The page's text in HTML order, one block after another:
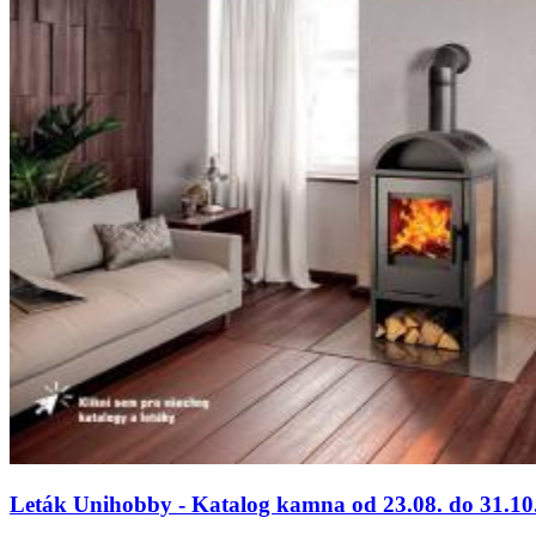
Leták Unihobby - Katalog kamna od 23.08. do